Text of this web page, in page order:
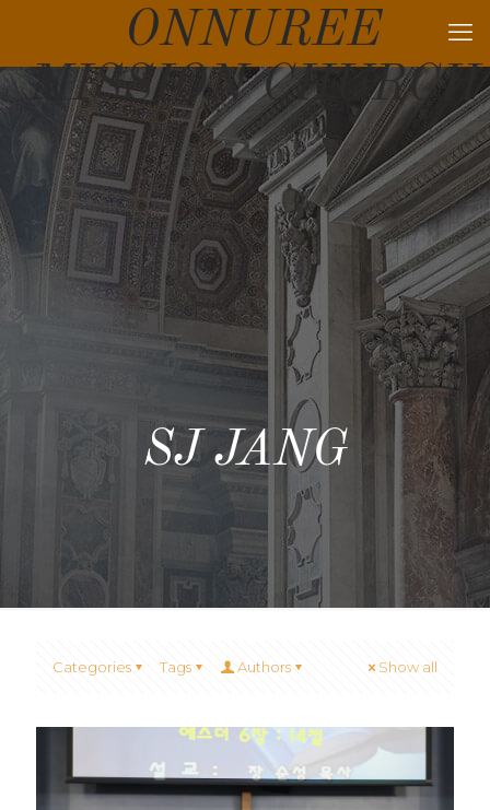
ONNUREE
MISSION CHURCH
SJ JANG
Categories Tags Authors Show all